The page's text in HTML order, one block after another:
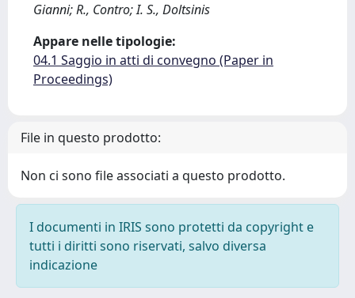
Gianni; R., Contro; I. S., Doltsinis
Appare nelle tipologie:
04.1 Saggio in atti di convegno (Paper in
Proceedings)
File in questo prodotto:
Non ci sono file associati a questo prodotto.
I documenti in IRIS sono protetti da copyright e
tutti i diritti sono riservati, salvo diversa
indicazione